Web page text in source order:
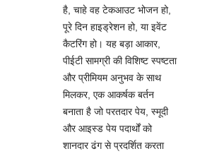
है, चाहे वह टेकआउट भोजन हो,
पूरे दिन हाइड्रेशन हो, या इवेंट
कैटरिंग हो। यह बड़ा आकार,
पीईटी सामग्री की विशिष्ट स्पष्टता
और प्रीमियम अनुभव के साथ
मिलकर, एक आकर्षक बर्तन
बनाता है जो परतदार पेय, स्मूदी
और आइस्ड पेय पदार्थों को
शानदार ढंग से प्रदर्शित करता